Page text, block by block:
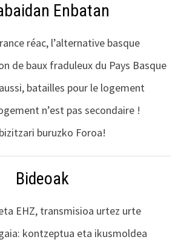
Enbatan
réac, l’alternative basque
de baux fraduleux du Pays Basque
batailles pour le logement
n’est pas secondaire !
buruzko Foroa!
Bideoak
EHZ, transmisioa urtez urte
kontzeptua eta ikusmoldea